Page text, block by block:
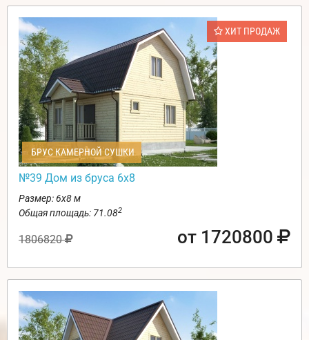
ХИТ ПРОДАЖ
БРУС КАМЕРНОЙ СУШКИ
№39 Дом из бруса 6х8
Размер: 6х8 м
Общая площадь: 71.082
1806820 от 1720800